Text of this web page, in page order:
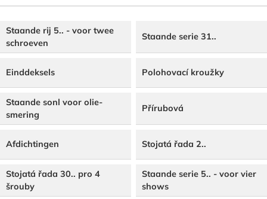
Staande rij 5.. - voor twee
schroeven
Staande serie 31..
Einddeksels Polohovací kroužky
Staande sonl voor olie-
smering
Přírubová
Afdichtingen Stojatá řada 2..
Stojatá řada 30.. pro 4
šrouby
Staande serie 5.. - voor vier
shows